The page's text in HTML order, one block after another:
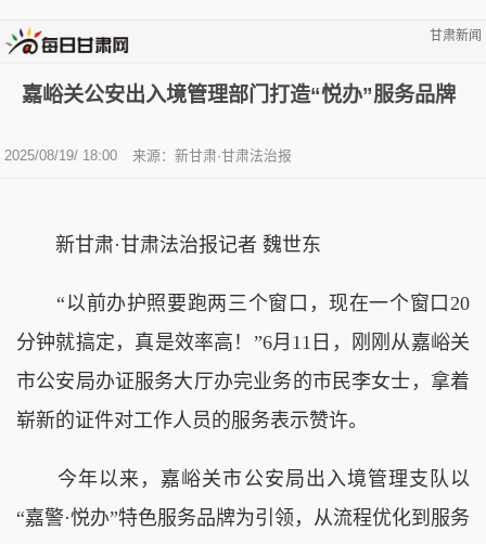
甘肃新闻
嘉峪关公安出入境管理部门打造“悦办”服务品牌
2025/08/19/ 18:00 来源：新甘肃·甘肃法治报
新甘肃·甘肃法治报记者 魏世东
“以前办护照要跑两三个窗口，现在一个窗口20
分钟就搞定，真是效率高！”6月11日，刚刚从嘉峪关
市公安局办证服务大厅办完业务的市民李女士，拿着
崭新的证件对工作人员的服务表示赞许。
今年以来，嘉峪关市公安局出入境管理支队以
“嘉警·悦办”特色服务品牌为引领，从流程优化到服务